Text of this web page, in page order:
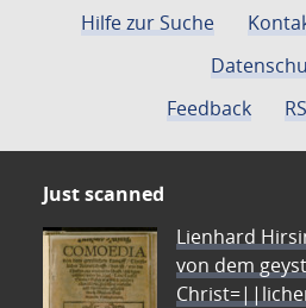
Hilfe zur Suche
Feedback
Just scanned
Lienhard
von dem